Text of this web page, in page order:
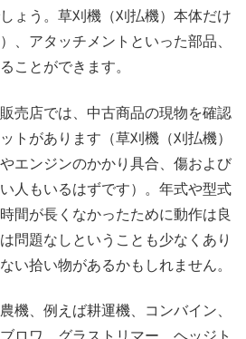
ょう。草刈機（刈払機）本体だけ
、アタッチメントといった部品、
ことができます。
売店では、中古商品の現物を確認
トがあります（草刈機（刈払機）
エンジンのかかり具合、傷および
人もいるはずです）。年式や型式
間が長くなかったために動作は良
問題なしということも少なくあり
い拾い物があるかもしれません。
機、例えば耕運機、コンバイン、